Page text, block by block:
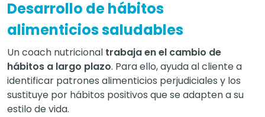
Desarrollo de hábitos
alimenticios saludables
Un coach nutricional trabaja en el cambio de
hábitos a largo plazo. Para ello, ayuda al cliente a
identificar patrones alimenticios perjudiciales y los
sustituye por hábitos positivos que se adapten a su
estilo de vida.